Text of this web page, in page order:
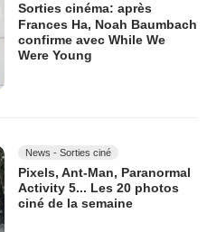
Sorties cinéma: après
Frances Ha, Noah Baumbach
confirme avec While We
Were Young
News - Sorties ciné
Pixels, Ant-Man, Paranormal
Activity 5... Les 20 photos
ciné de la semaine